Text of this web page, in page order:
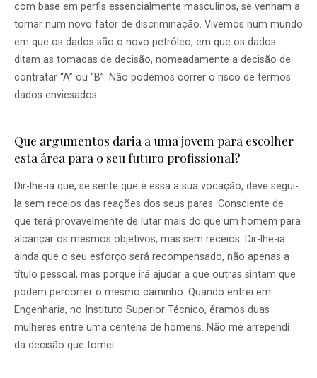
com base em perfis essencialmente masculinos, se venham a
tornar num novo fator de discriminação. Vivemos num mundo
em que os dados são o novo petróleo, em que os dados
ditam as tomadas de decisão, nomeadamente a decisão de
contratar “A” ou “B”. Não podemos correr o risco de termos
dados enviesados.
Que argumentos daria a uma jovem para escolher
esta área para o seu futuro profissional?
Dir-lhe-ia que, se sente que é essa a sua vocação, deve segui-
la sem receios das reações dos seus pares. Consciente de
que terá provavelmente de lutar mais do que um homem para
alcançar os mesmos objetivos, mas sem receios. Dir-lhe-ia
ainda que o seu esforço será recompensado, não apenas a
título pessoal, mas porque irá ajudar a que outras sintam que
podem percorrer o mesmo caminho. Quando entrei em
Engenharia, no Instituto Superior Técnico, éramos duas
mulheres entre uma centena de homens. Não me arrependi
da decisão que tomei.